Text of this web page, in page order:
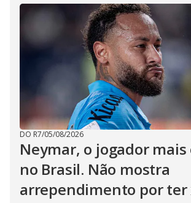
DO R7/05/08/2026
Neymar, o jogador mais
no Brasil. Não mostra
arrependimento por ter